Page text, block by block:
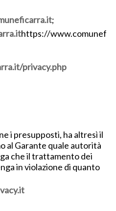
;
https://www.comunef
privacy.php
i presupposti, ha altresì il
al Garante quale autorità
che il trattamento dei
in violazione di quanto